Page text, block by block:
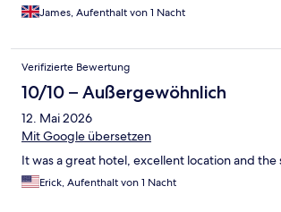
James, Aufenthalt von 1 Nacht
Verifizierte Bewertung
10/10 – Außergewöhnlich
12. Mai 2026
Mit Google übersetzen
It was a great hotel, excellent location and the
Erick, Aufenthalt von 1 Nacht